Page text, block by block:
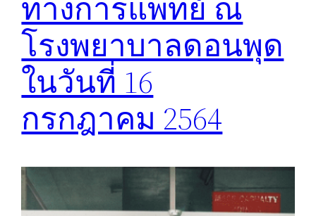
โรงพยาบาลดอนพุด
ในวันที่ 16
กรกฎาคม 2564